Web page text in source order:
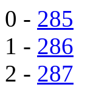
0 - 285
1 - 286
2 - 287